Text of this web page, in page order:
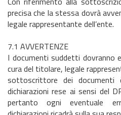
precisa che la stessa dovrà
legale rappresentante dell’ente.
7.1 AVVERTENZE
I documenti suddetti dovranno
cura del titolare, legale
sottoscrittore dei
dichiarazioni rese ai sensi del
pertanto ogni eventuale